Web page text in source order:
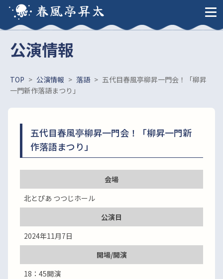
春風亭昇太
公演情報
TOP > 公演情報 > 落語 > 五代目春風亭柳昇一門会！「柳昇
一門新作落語まつり」
五代目春風亭柳昇一門会！「柳昇一門新
作落語まつり」
会場
北とぴあ つつじホール
公演日
2024年11月7日
開場/開演
18：45開演